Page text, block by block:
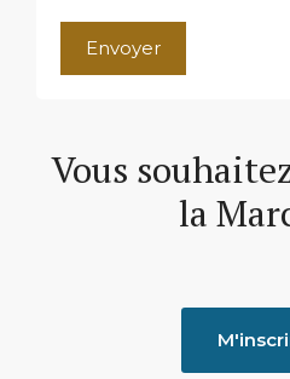
e
Vous
la